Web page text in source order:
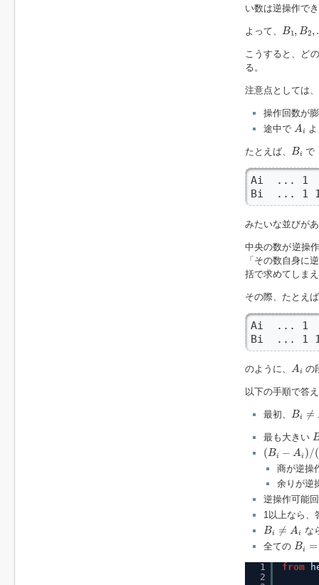
い数は逆操作で
よって、 B1, B2, .
B1 B2
こうすると、ど
る。
注意点としては、
操作回数が
途中で A i
Ai
たとえば、 Bi
Bi で
Ai  ... 1
Bi  ... 1
みたいな並びが
中央の数が逆操
「その数自身に
括で求めてしま
その際、たとえば
Ai  ... 1
Bi  ... 1
のように、 Ai
Ai の
以下の手順で答
最初、 Bi ≠
Bi Ai
最も大きい B
(Bi − Ai )/(
(Bi− /( B −
商が逆操
余りが逆
逆操作可能
1以上なら、
Bi ≠ Ai
Bi Ai
な
全ての Bi =
Bi
1
2
from